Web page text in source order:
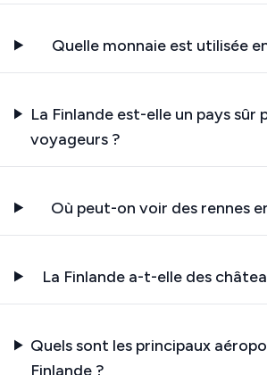
Quelle monnaie est utilisée
La Finlande est-elle un pays sûr
voyageurs ?
Où peut-on voir des rennes
La Finlande a-t-elle des
Quels sont les principaux
Finlande ?